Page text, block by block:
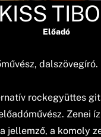
KISS
Előadó
dalszövegíró.
rockegyüttes
Zenei
jellemző, a komoly